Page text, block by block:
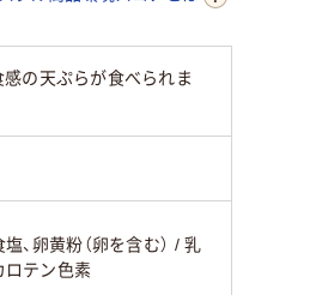
感の天ぷらが食べられま
塩、卵黄粉（卵を含む） / 乳
ロテン色素